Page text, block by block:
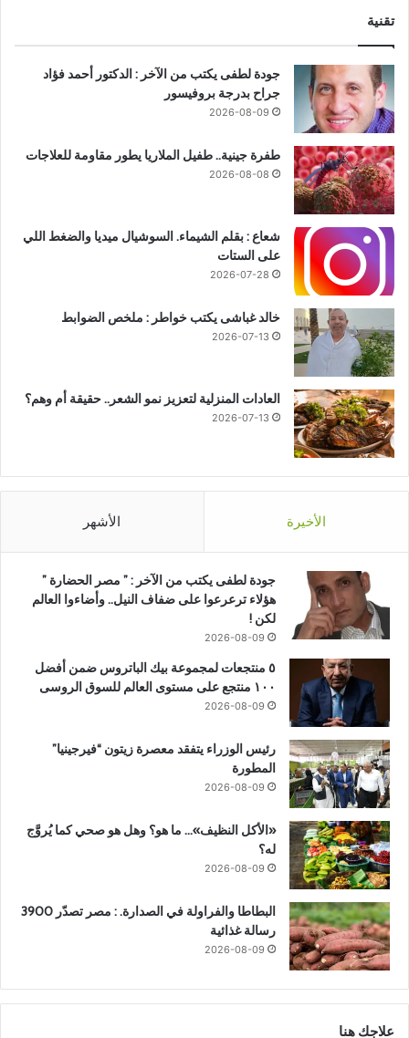
تقنية
جودة لطفى يكتب من الآخر : الدكتور أحمد فؤاد
جراح بدرجة بروفيسور
2026-08-09
طفرة جينية.. طفيل الملاريا يطور مقاومة للعلاجات
2026-08-08
شعاع : بقلم الشيماء. السوشيال ميديا والضغط اللي
على الستات
2026-07-28
خالد غباشى يكتب خواطر : ملخص الضوابط
2026-07-13
العادات المنزلية لتعزيز نمو الشعر.. حقيقة أم وهم؟
2026-07-13
الأخيرة الأشهر
جودة لطفى يكتب من الآخر : ” مصر الحضارة ”
هؤلاء ترعرعوا على ضفاف النيل.. وأضاءوا العالم
لكن !
2026-08-09
٥ منتجعات لمجموعة بيك الباتروس ضمن أفضل
١٠٠ منتجع على مستوى العالم للسوق الروسى
2026-08-09
رئيس الوزراء يتفقد معصرة زيتون “فيرجينيا”
المطورة
2026-08-09
«الأكل النظيف»… ما هو؟ وهل هو صحي كما يُروَّج
له؟
2026-08-09
البطاطا والفراولة في الصدارة. : مصر تصدّر 3900
رسالة غذائية
2026-08-09
علاجك هنا